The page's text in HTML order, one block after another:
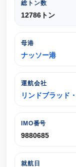
総トン数
12786トン
母港
ナッソー港
運航会社
リンドブラッド
IMO番号
9880685
就航日